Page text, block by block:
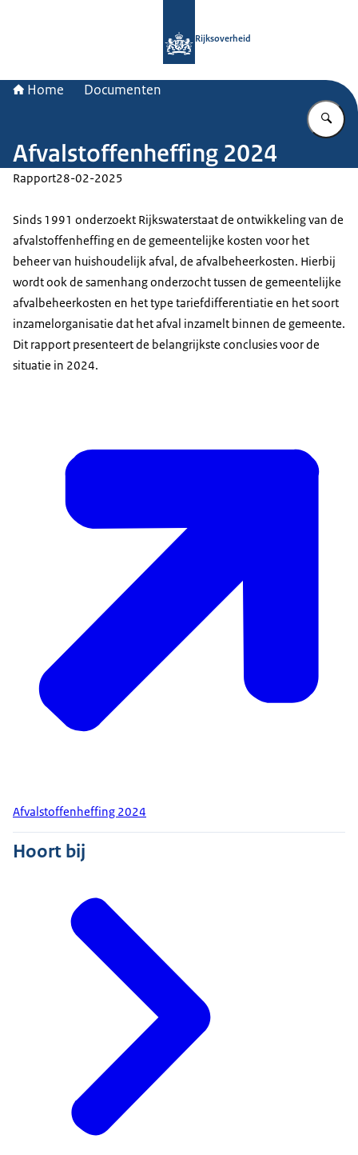
Rijksoverheid
Home Documenten
Afvalstoffenheffing 2024
Rapport28-02-2025
Sinds 1991 onderzoekt Rijkswaterstaat de ontwikkeling van de
afvalstoffenheffing en de gemeentelijke kosten voor het
beheer van huishoudelijk afval, de afvalbeheerkosten. Hierbij
wordt ook de samenhang onderzocht tussen de gemeentelijke
afvalbeheerkosten en het type tariefdifferentiatie en het soort
inzamelorganisatie dat het afval inzamelt binnen de gemeente.
Dit rapport presenteert de belangrijkste conclusies voor de
situatie in 2024.
Afvalstoffenheffing 2024
Hoort bij